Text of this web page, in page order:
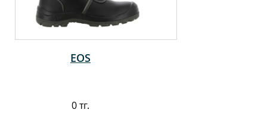
EOS
0 тг.